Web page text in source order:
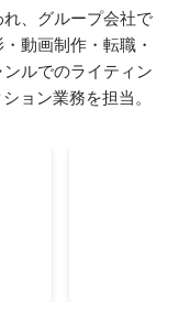
、グループ会社で
動画制作・転職・
ルでのライティン
ョン業務を担当。